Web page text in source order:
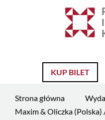
afterparty
KUP BILET
Strona główna
Maxim & Oliczka